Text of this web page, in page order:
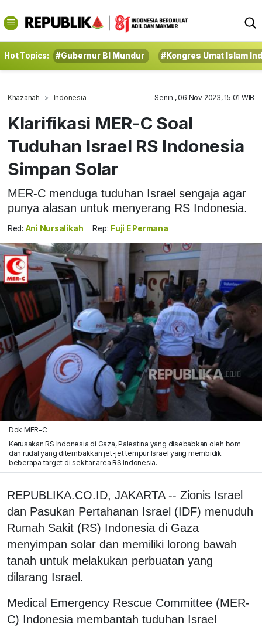
Hot Topics: #Gubernur BI Mundur #Kongres Umat Islam
Khazanah Indonesia Senin , 06 Nov 2023, 15:01 WIB
Klarifikasi MER-C Soal
Tuduhan Israel RS Indonesia
Simpan Solar
MER-C menduga tuduhan Israel sengaja agar
punya alasan untuk menyerang RS Indonesia.
Red: Ani Nursalikah Rep: Fuji E Permana
Dok MER-C
Kerusakan RS Indonesia di Gaza, Palestina yang disebabkan oleh bom
dan rudal yang ditembakkan jet-jet tempur Israel yang membidik
beberapa target di sekitar area RS Indonesia.
REPUBLIKA.CO.ID, JAKARTA -- Zionis Israel
dan Pasukan Pertahanan Israel (IDF) menuduh
Rumah Sakit (RS) Indonesia di Gaza
menyimpan solar dan memiliki lorong bawah
tanah untuk melakukan perbuatan yang
dilarang Israel.
Medical Emergency Rescue Committee (MER-
C) Indonesia membantah tuduhan Israel